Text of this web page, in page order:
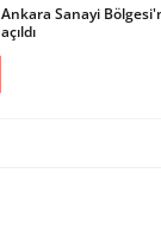
Ankara Sanayi
açıldı